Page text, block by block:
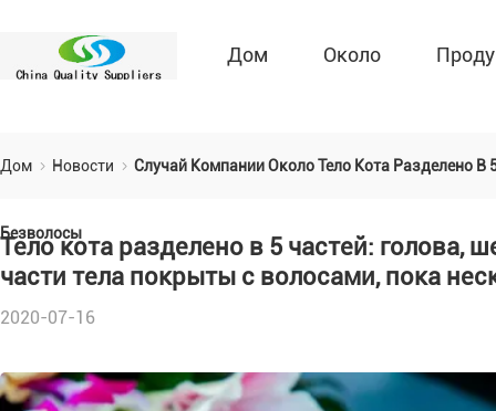
Дом Около
Дом Новости Случай Компании Около Тело Кота Разделено
Безволосы
Тело кота разделено в 5 частей: голова,
части тела покрыты с волосами, пока
2020-07-16